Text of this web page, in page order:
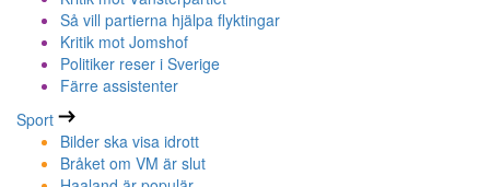
Så vill partierna hjälpa flyktingar
Kritik mot Jomshof
Politiker reser i Sverige
Färre assistenter
Sport
Bilder ska visa idrott
Bråket om VM är slut